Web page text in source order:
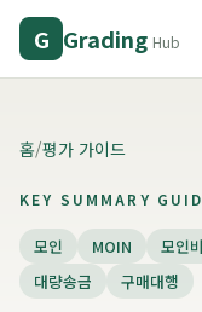
G Grading Hub
홈/평가 가이드
KEY SUMMARY
모인 MOIN 모인
대량송금
구매대행